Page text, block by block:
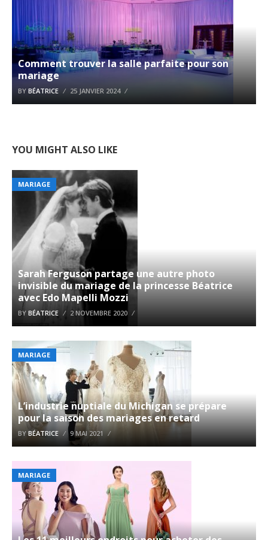
Comment trouver la salle parfaite pour son
mariage
BY BÉATRICE 25 JANVIER 2024
YOU MIGHT ALSO LIKE
MARIAGE
Sarah Ferguson partage une autre photo
invisible du mariage de la princesse Béatrice
avec Edo Mapelli Mozzi
BY BÉATRICE 2 NOVEMBRE 2020
MARIAGE
L’industrie nuptiale du Michigan se prépare
pour la saison des mariages en retard
BYBÉATRICE 9 MAI 2021
MARIAGE